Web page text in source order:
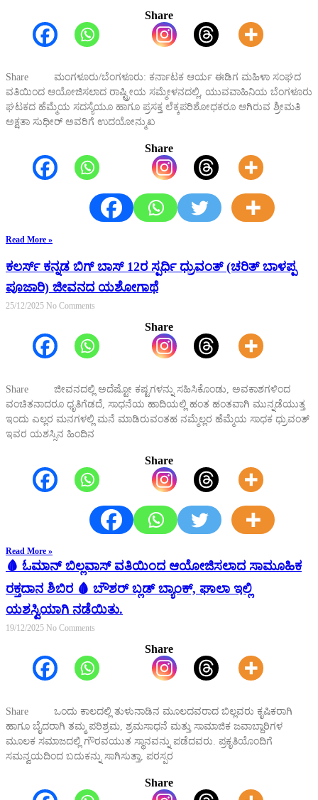
Share
Share ಮಂಗಳೂರು/ಬೆಂಗಳೂರು: ಕರ್ನಾಟಕ ಆರ್ಯ ಈಡಿಗ ಮಹಿಳಾ ಸಂಘದ
ವತಿಯಿಂದ ಆಯೋಜಿಸಲಾದ ರಾಷ್ಟ್ರೀಯ ಸಮ್ಮೇಳನದಲ್ಲಿ, ಯುವವಾಹಿನಿಯ ಬೆಂಗಳೂರು
ಘಟಕದ ಹೆಮ್ಮೆಯ ಸದಸ್ಯೆಯೂ ಹಾಗೂ ಪ್ರಸಕ್ತ ಲೆಕ್ಕಪರಿಶೋಧಕರೂ ಆಗಿರುವ ಶ್ರೀಮತಿ
ಅಕ್ಷತಾ ಸುಧೀರ್ ಅವರಿಗೆ ಉದಯೋನ್ಮುಖ
Share
Read More »
ಕಲರ್ಸ್ ಕನ್ನಡ ಬಿಗ್ ಬಾಸ್ 12ರ ಸ್ಪರ್ಧಿ ಧ್ರುವಂತ್ (ಚರಿತ್ ಬಾಳಪ್ಪ
ಪೂಜಾರಿ) ಜೀವನದ ಯಶೋಗಾಥೆ
25/12/2025 No Comments
Share
Share ಜೀವನದಲ್ಲಿ ಅದೆಷ್ಟೋ ಕಷ್ಟಗಳನ್ನು ಸಹಿಸಿಕೊಂಡು, ಅವಕಾಶಗಳಿಂದ
ವಂಚಿತನಾದರೂ ಧೃತಿಗೆಡದೆ, ಸಾಧನೆಯ ಹಾದಿಯಲ್ಲಿ ಹಂತ ಹಂತವಾಗಿ ಮುನ್ನಡೆಯುತ್ತ
ಇಂದು ಎಲ್ಲರ ಮನಗಳಲ್ಲಿ ಮನೆ ಮಾಡಿರುವಂತಹ ನಮ್ಮೆಲ್ಲರ ಹೆಮ್ಮೆಯ ಸಾಧಕ ಧ್ರುವಂತ್
ಇವರ ಯಶಸ್ಸಿನ ಹಿಂದಿನ
Share
Read More »
🩸 ಓಮಾನ್ ಬಿಲ್ಲವಾಸ್ ವತಿಯಿಂದ ಆಯೋಜಿಸಲಾದ ಸಾಮೂಹಿಕ
ರಕ್ತದಾನ ಶಿಬಿರ 🩸 ಬೌಶರ್ ಬ್ಲಡ್ ಬ್ಯಾಂಕ್, ಘಾಲಾ ಇಲ್ಲಿ
ಯಶಸ್ವಿಯಾಗಿ ನಡೆಯಿತು.
19/12/2025 No Comments
Share
Share ಒಂದು ಕಾಲದಲ್ಲಿ ತುಳುನಾಡಿನ ಮೂಲದವರಾದ ಬಿಲ್ಲವರು ಕೃಷಿಕರಾಗಿ
ಹಾಗೂ ಬೈದರಾಗಿ ತಮ್ಮ ಪರಿಶ್ರಮ, ಶ್ರಮಸಾಧನೆ ಮತ್ತು ಸಾಮಾಜಿಕ ಜವಾಬ್ದಾರಿಗಳ
ಮೂಲಕ ಸಮಾಜದಲ್ಲಿ ಗೌರವಯುತ ಸ್ಥಾನವನ್ನು ಪಡೆದವರು. ಪ್ರಕೃತಿಯೊಂದಿಗೆ
ಸಮನ್ವಯದಿಂದ ಬದುಕನ್ನು ಸಾಗಿಸುತ್ತಾ, ಪರಸ್ಪರ
Share